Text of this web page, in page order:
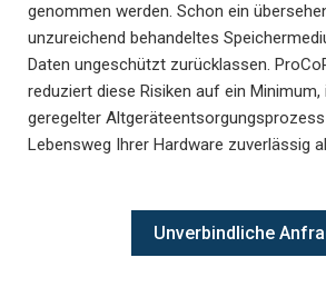
genommen werden. Schon ein
unzureichend behandeltes
Daten ungeschützt zurücklassen.
reduziert diese Risiken auf ein Minimum,
geregelter
Lebensweg Ihrer Hardware zuverlässig
Unverbindliche